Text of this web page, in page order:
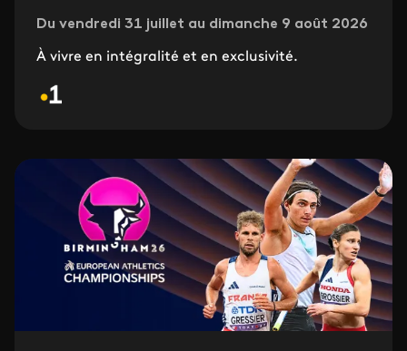
Du vendredi 31 juillet au dimanche 9 août 2026
À vivre en intégralité et en exclusivité.